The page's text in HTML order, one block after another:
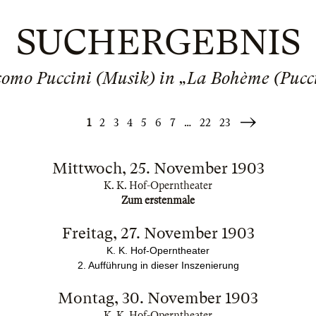
SUCHERGEBNIS
Puccini (Musik) in „La Bohème
1 2 3 4 5 6 7 … 22 23
Weiter
Mittwoch, 25. November 1903
K. K. Hof-Operntheater
Zum erstenmale
Freitag, 27. November 1903
K. K. Hof-Operntheater
2. Aufführung in dieser Inszenierung
Montag, 30. November 1903